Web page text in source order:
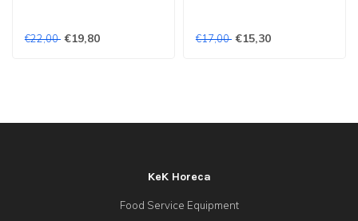
€22,00 €19,80 €17,00 €15,30
KeK Horeca
Food Service Equipment